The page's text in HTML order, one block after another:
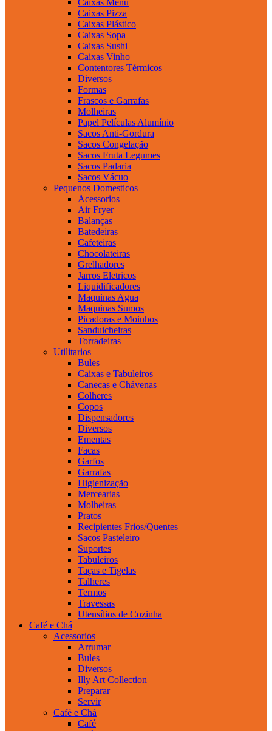
Caixas Pizza
Caixas Plástico
Caixas Sopa
Caixas Sushi
Caixas Vinho
Contentores Térmicos
Diversos
Formas
Frascos e Garrafas
Molheiras
Papel Películas Alumínio
Sacos Anti-Gordura
Sacos Congelação
Sacos Fruta Legumes
Sacos Padaria
Sacos Vácuo
Pequenos Domesticos
Acessorios
Air Fryer
Balanças
Batedeiras
Cafeteiras
Chocolateiras
Grelhadores
Jarros Eletricos
Liquidificadores
Maquinas Agua
Maquinas Sumos
Picadoras e Moinhos
Sanduicheiras
Torradeiras
Utilitarios
Bules
Caixas e Tabuleiros
Canecas e Chávenas
Colheres
Copos
Dispensadores
Diversos
Ementas
Facas
Garfos
Garrafas
Higienização
Mercearias
Molheiras
Pratos
Recipientes Frios/Quentes
Sacos Pasteleiro
Suportes
Tabuleiros
Taças e Tigelas
Talheres
Termos
Travessas
Utensílios de Cozinha
Café e Chá
Acessorios
Arrumar
Bules
Diversos
Illy Art Collection
Preparar
Servir
Café e Chá
Café